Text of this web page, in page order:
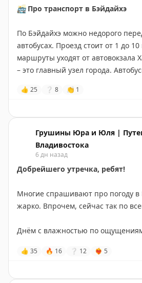
контролем и круглогодичным
А вообще сам парк уже не новый,
очень нуждаются в ремонте, но
животными – это всегда классные
видно животных в открытых
Парк большой, так что удобная
мы натопали несколько тысяч
🔖Полезная информация
物园
📍Точка на картеAmap
💰 Цена: 115 юаней (взрослый);
🕐 Время работы:8:30–17:30
приехали к 8 утра и парк уже
так как покупали билеты в
🚌Про транспорт в Бэйдайхэ
По Бэйдайхэ можно недорого
автобусах. Проезд стоит от 1 до
маршруты уходят от автовокзала
– это главный узел города.
AmapилиBaidu– там сразу
нужен и когда последний рейс.
Но сами мы везде ездим на такси
через приложение. В Китае такси
поездка была вчера, ездили в
обошлось в 130 юаней.
А ещё тут очень популярны
проще простого, у нас их прямо в
#Бэйдайхэ #Китай
👍 25 ❔ 8 👏 1
Грушины Юра и Юля |
Владивостока
6 дн назад
Добрейшего утречка, ребят!
Многие спрашивают про погоду в
жарко. Впрочем, сейчас так по
Днём с влажностью по
ходим утром или вечером, а днём
👍 35 🔥 16 ❔ 12 ❤‍🔥 5